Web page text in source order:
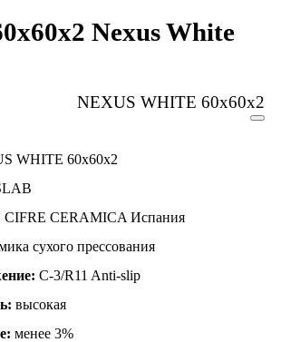
Nexus White
NEXUS WHITE 60x60x2
WHITE 60x60x2
CIFRE CERAMICA Испания
сухого прессования
C-3/R11 Anti-slip
высокая
менее 3%